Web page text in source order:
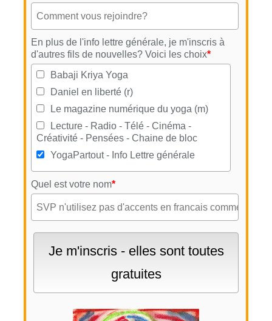
En plus de l'info lettre générale, je m'inscris à
d'autres fils de nouvelles? Voici les choix*
Babaji Kriya Yoga
Daniel en liberté (r)
Le magazine numérique du yoga (m)
Lecture - Radio - Télé - Cinéma -
Créativité - Pensées - Chaine de bloc
YogaPartout - Info Lettre générale
Quel est votre nom*